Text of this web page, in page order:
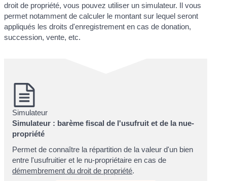
droit de propriété, vous pouvez utiliser un simulateur. Il vous
permet notamment de calculer le montant sur lequel seront
appliqués les droits d'enregistrement en cas de donation,
succession, vente, etc.
Simulateur
Simulateur : barème fiscal de l'usufruit et de la nue-
propriété
Permet de connaître la répartition de la valeur d'un bien
entre l'usufruitier et le nu-propriétaire en cas de
démembrement du droit de propriété.